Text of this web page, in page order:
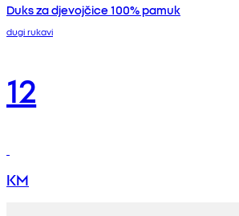
Duks za djevojčice 100% pamuk
dugi rukavi
12
KM